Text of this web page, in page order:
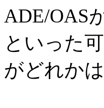
ADE/OAS
といった
がどれか